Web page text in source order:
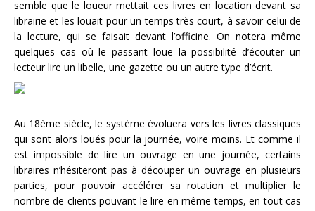
semble que le loueur mettait ces livres en location devant sa
librairie et les louait pour un temps très court, à savoir celui de
la lecture, qui se faisait devant l’officine. On notera même
quelques cas où le passant loue la possibilité d’écouter un
lecteur lire un libelle, une gazette ou un autre type d’écrit.
Au 18ème siècle, le système évoluera vers les livres classiques
qui sont alors loués pour la journée, voire moins. Et comme il
est impossible de lire un ouvrage en une journée, certains
libraires n’hésiteront pas à découper un ouvrage en plusieurs
parties, pour pouvoir accélérer sa rotation et multiplier le
nombre de clients pouvant le lire en même temps, en tout cas